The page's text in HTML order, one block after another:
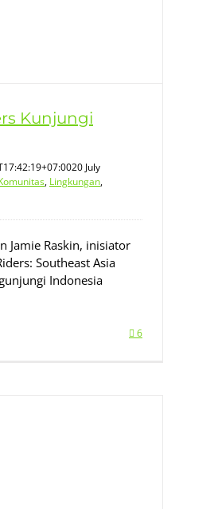
Kunjungi
20 July
, Lingkungan,
Jamie Raskin, inisiator
Southeast Asia
Indonesia
6